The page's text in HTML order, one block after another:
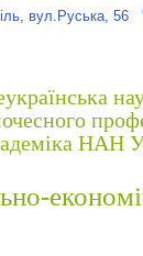
вул.Руська, 56
НАН